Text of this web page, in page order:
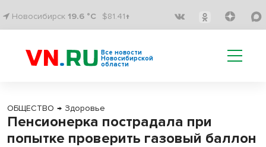
Новосибирск 19.6 °C $81.41↑
Все новости
Новосибирской
области
ОБЩЕСТВО → Здоровье
Пенсионерка пострадала при
попытке проверить газовый баллон